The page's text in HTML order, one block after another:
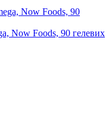
Now Foods, 90 гелевих